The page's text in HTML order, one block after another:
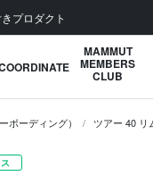
プロダクト
MAMMUT
MEMBERS
CLUB
ボーディング） ツアー 40 リ